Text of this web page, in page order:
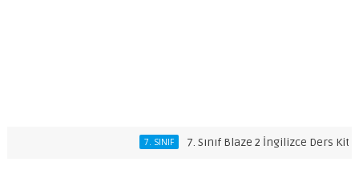
7. SINIF 7. Sınıf Blaze 2 İngilizce Ders Kitabı